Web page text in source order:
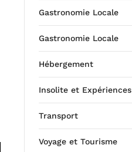
Gastronomie Locale
Gastronomie Locale
Hébergement
Insolite et Expériences
Transport
Voyage et Tourisme